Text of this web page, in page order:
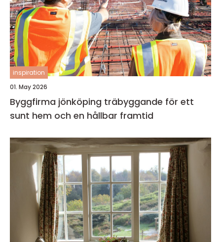
inspiration
01. May 2026
Byggfirma jönköping träbyggande för ett
sunt hem och en hållbar framtid